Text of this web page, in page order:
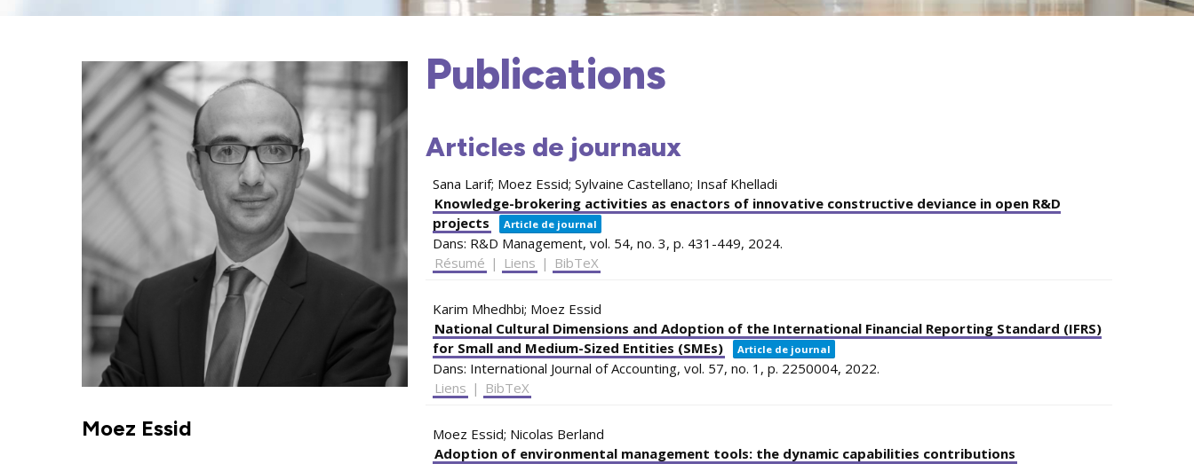
Moez Essid
Publications
Articles de journaux
Sana Larif; Moez Essid; Sylvaine Castellano; Insaf Khelladi
Knowledge-brokering activities as enactors of innovative constructive deviance in open R&D
projects
Article de journal
Dans: R&D Management, vol. 54, no. 3, p. 431-449, 2024.
Résumé | Liens | BibTeX
Karim Mhedhbi; Moez Essid
National Cultural Dimensions and Adoption of the International Financial Reporting Standard (IFRS)
for Small and Medium-Sized Entities (SMEs)
Article de journal
Dans: International Journal of Accounting, vol. 57, no. 1, p. 2250004, 2022.
Liens | BibTeX
Moez Essid; Nicolas Berland
Adoption of environmental management tools: the dynamic capabilities contributions